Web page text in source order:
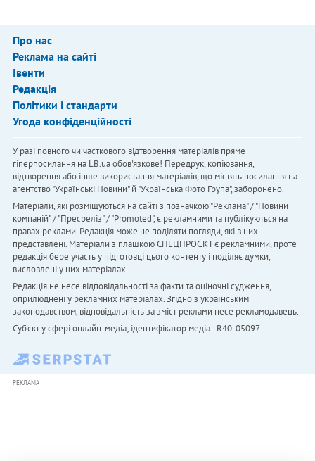
Про нас
Реклама на сайті
Івенти
Редакція
Політики і стандарти
Угода конфіденційності
У разі повного чи часткового відтворення матеріалів пряме
гіперпосилання на LB.ua обов'язкове! Передрук, копіювання,
відтворення або інше використання матеріалів, що містять посилання на
агентство "Українськi Новини" й "Українська Фото Група", заборонено.
Матеріали, які розміщуються на сайті з позначкою "Реклама" / "Новини
компаній" / "Пресреліз" / "Promoted", є рекламними та публікуються на
правах реклами. Редакція може не поділяти погляди, які в них
представлені. Матеріали з плашкою СПЕЦПРОЄКТ є рекламними, проте
редакція бере участь у підготовці цього контенту і поділяє думки,
висловлені у цих матеріалах.
Редакція не несе відповідальності за факти та оціночні судження,
оприлюднені у рекламних матеріалах. Згідно з українським
законодавством, відповідальність за зміст реклами несе рекламодавець.
Cуб'єкт у сфері онлайн-медіа; ідентифікатор медіа - R40-05097
РЕКЛАМА